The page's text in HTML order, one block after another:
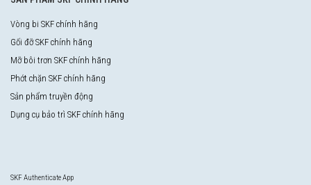
Vòng bi SKF chính hãng
Gối đỡ SKF chính hãng
Mỡ bôi trơn SKF chính hãng
Phớt chặn SKF chính hãng
Sản phẩm truyền động
Dụng cụ bảo trì SKF chính hãng
SKF Authenticate App